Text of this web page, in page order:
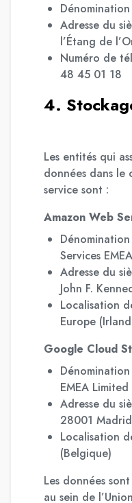
Adresse du
l’Étang de
Numéro de
48 45 01 18
4.
Les entités qui
données dans le
service sont :
Amazon Web
Services
Adresse du
John F.
Localisation
Europe
Google Cloud
EMEA Limited
Adresse du
28001
Localisation
(Belgique)
Les données
au sein de